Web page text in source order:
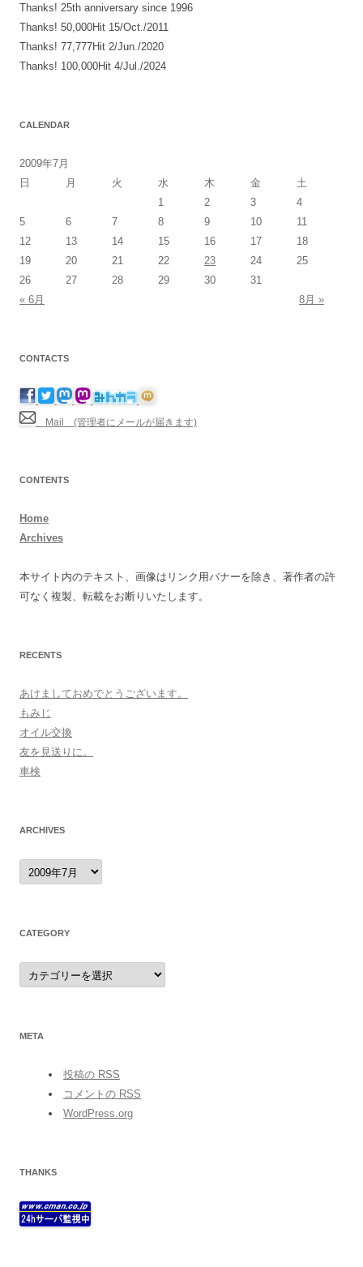
Thanks! 25th anniversary since 1996
Thanks! 50,000Hit 15/Oct./2011
Thanks! 77,777Hit 2/Jun./2020
Thanks! 100,000Hit 4/Jul./2024
CALENDAR
2009年7月
日
月 火 水 木 金
土
1
2 3
4
5
6 7 8 9 10
11
12
13 14 15 16 17
18
19
20 21 22 23 24
25
26
27 28 29 30
31
« 6月
8月 »
CONTACTS
Mail (管理者にメールが届きます)
CONTENTS
Home
Archives
本サイト内のテキスト、画像はリンク用バナーを除き、著作者の許
可なく複製、転載をお断りいたします。
RECENTS
あけましておめでとうございます。
もみじ
オイル交換
友を見送りに。
車検
ARCHIVES
archives
CATEGORY
category
META
投稿の RSS
コメントの RSS
WordPress.org
THANKS